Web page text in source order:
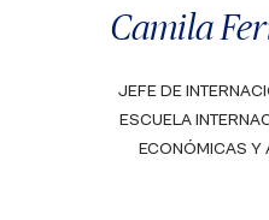
Camila
JEFE DE
ESCUELA
ECONÓMICAS Y